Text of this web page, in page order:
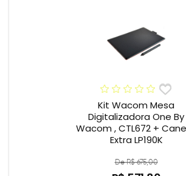
Kit Wacom Mesa
Digitalizadora One By
Wacom , CTL672 +
Extra LP190K
De R$ 675,00